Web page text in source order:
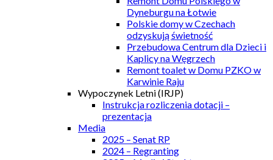
Dyneburgu na Łotwie
Polskie domy w Czechach
odzyskują świetność
Przebudowa Centrum dla Dzieci i
Kaplicy na Węgrzech
Remont toalet w Domu PZKO w
Karwinie Raju
Wypoczynek Letni (IRJP)
Instrukcja rozliczenia dotacji –
prezentacja
Media
2025 – Senat RP
2024 – Regranting